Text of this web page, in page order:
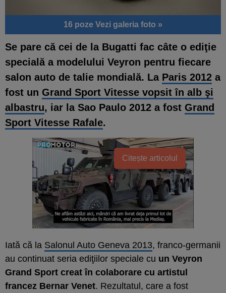
16 poze Vezi galeria foto »
Se pare că cei de la Bugatti fac câte o ediţie
specială a modelului Veyron pentru fiecare
salon auto de talie mondială. La Paris 2012 a
fost un Grand Sport Vitesse vopsit în alb şi
albastru, iar la Sao Paulo 2012 a fost Grand
Sport Vitesse Rafale.
Citește articolul
Iată că la Salonul Auto Geneva 2013, franco-germanii
au continuat seria ediţiilor speciale cu un Veyron
Grand Sport creat în colaborare cu artistul
francez Bernar Venet. Rezultatul, care a fost